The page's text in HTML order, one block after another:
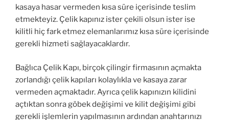
kasaya hasar vermeden kısa süre içerisinde teslim
etmekteyiz. Çelik kapınız ister çekili olsun ister ise
kilitli hiç fark etmez elemanlarımız kısa süre içerisinde
gerekli hizmeti sağlayacaklardır.
Bağlıca Çelik Kapı, birçok çilingir firmasının açmakta
zorlandığı çelik kapıları kolaylıkla ve kasaya zarar
vermeden açmaktadır. Ayrıca çelik kapınızın kilidini
açtıktan sonra göbek değişimi ve kilit değişimi gibi
gerekli işlemlerin yapılmasının ardından anahtarınızı